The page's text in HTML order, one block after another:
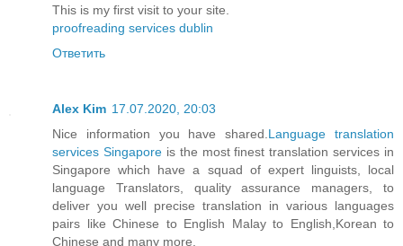
This is my first visit to your site.
proofreading services dublin
Ответить
Alex Kim 17.07.2020, 20:03
Nice information you have shared. Language translation
services Singaporeis the most finest translation services in
Singapore which have a squad of expert linguists, local
language Translators, quality assurance managers, to
deliver you well precise translation in various languages
pairs like Chinese to English Malay to English,Korean to
Chinese and many more.